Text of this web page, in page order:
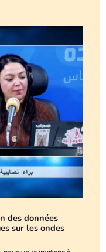
des données
sur les ondes